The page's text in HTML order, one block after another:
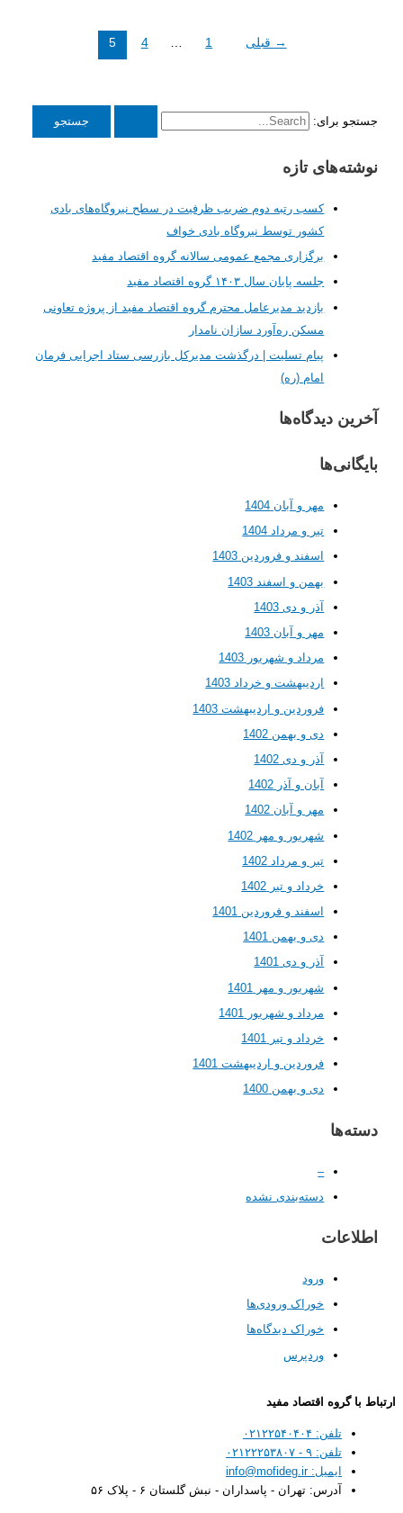
1
برای:
تازه
کسب رتبه دوم ضریب ظرفیت در سطح نیروگاه‌های بادی
کشور توسط نیروگاه بادی خواف
برگزاری مجمع عمومی سالانه گروه اقتصاد مفید
جلسه پایان سال ۱۴۰۳ گروه اقتصاد مفید
بازدید مدیرعامل محترم گروه اقتصاد مفید از پروژه تعاونی
مسکن ره‌آورد سازان نامدار
پیام تسلیت | درگذشت مدیرکل بازرسی ستاد اجرایی فرمان
دیدگاه‌ها
مهر و آبان 1404
تیر و مرداد 1404
اسفند و فروردین 1403
بهمن و اسفند 1403
آذر و دی 1403
مهر و آبان 1403
مرداد و شهریور 1403
اردیبهشت و خرداد 1403
فروردین و اردیبهشت 1403
دی و بهمن 1402
آذر و دی 1402
آبان و آذر 1402
مهر و آبان 1402
شهریور و مهر 1402
تیر و مرداد 1402
خرداد و تیر 1402
اسفند و فروردین 1401
دی و بهمن 1401
آذر و دی 1401
شهریور و مهر 1401
مرداد و شهریور 1401
خرداد و تیر 1401
فروردین و اردیبهشت 1401
دی و بهمن 1400
دسته‌بندی نشده
خوراک ورودی‌ها
خوراک دیدگاه‌ها
اقتصاد مفید
آدرس: تهران - پاسداران - نبش گلستان ۶ - پلاک ۵۶